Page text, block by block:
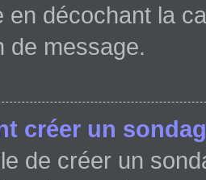
en décochant la
de message.
créer un
de créer un